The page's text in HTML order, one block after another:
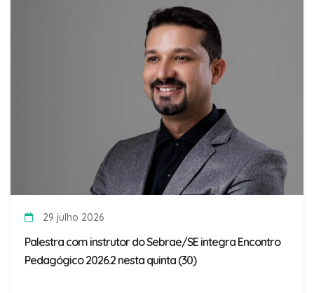
29 julho 2026
Palestra com instrutor do Sebrae/SE integra Encontro
Pedagógico 2026.2 nesta quinta (30)